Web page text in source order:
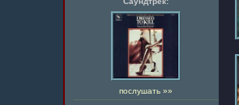
послушать »»